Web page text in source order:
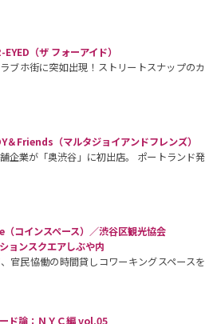
（ザ フォーアイド）
ブホ街に突如出現！ストリートスナップのカ
＆Friends（マルタジョイアンドフレンズ）
企業が「奥渋谷」に初出店。 ポートランド発
コインスペース）／渋谷区観光協会
ョンスクエアしぶや内
官民恊働の時間貸しコワーキングスペースを
ド論：ＮＹＣ編 vol.05